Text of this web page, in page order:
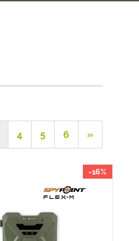
4 5 6 »
-16%